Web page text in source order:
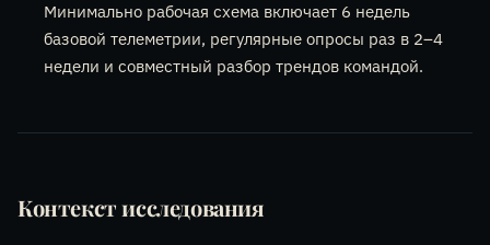
Минимально рабочая схема включает 6 недель
базовой телеметрии, регулярные опросы раз в 2–4
недели и совместный разбор трендов командой.
Контекст исследования